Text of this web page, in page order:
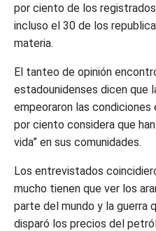
por ciento de los
incluso el 30 de los
materia.
El tanteo de opinión
estadounidenses dicen que
empeoraron las
por ciento considera que
vida” en sus comunidades.
Los entrevistados
mucho tienen que ver los
parte del mundo y la guerra
disparó los precios del